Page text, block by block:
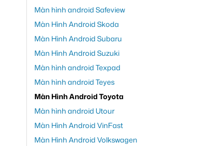
Màn hình android Safeview
Màn Hình Android Skoda
Màn Hình Android Subaru
Màn Hình Android Suzuki
Màn hình android Texpad
Màn hình android Teyes
Màn Hình Android Toyota
Màn hình android Utour
Màn Hình Android VinFast
Màn Hình Android Volkswagen